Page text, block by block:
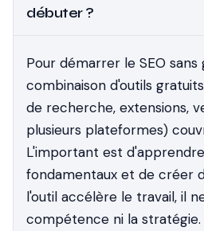
débuter ?
Pour démarrer le SEO
combinaison d'outils
de recherche, extensions,
plusieurs plateformes)
L'important est
fondamentaux et de créer
l'outil accélère le travail, il
compétence ni la stratégie.